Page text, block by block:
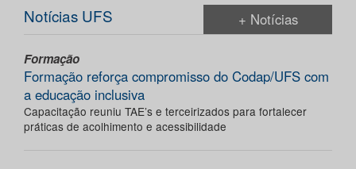
Notícias UFS + Notícias
Formação
Formação reforça compromisso do Codap/UFS com
a educação inclusiva
Capacitação reuniu TAE’s e terceirizados para fortalecer
práticas de acolhimento e acessibilidade